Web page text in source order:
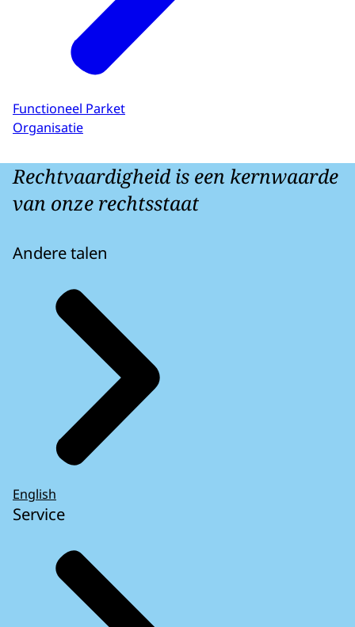
Functioneel Parket
Organisatie
Rechtvaardigheid is een kernwaarde
van onze rechtsstaat
Andere talen
English
Service